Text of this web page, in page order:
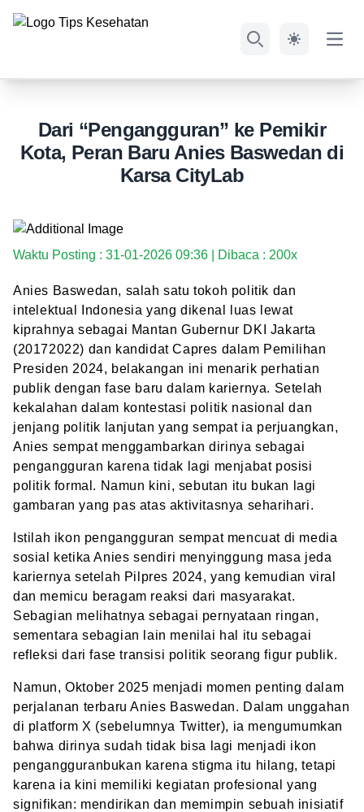
Dari “Pengangguran” ke Pemikir
Kota, Peran Baru Anies Baswedan di
Karsa CityLab
Waktu Posting : 31-01-2026 09:36 | Dibaca : 200x
Anies Baswedan, salah satu tokoh politik dan
intelektual Indonesia yang dikenal luas lewat
kiprahnya sebagai Mantan Gubernur DKI Jakarta
(20172022) dan kandidat Capres dalam Pemilihan
Presiden 2024, belakangan ini menarik perhatian
publik dengan fase baru dalam kariernya. Setelah
kekalahan dalam kontestasi politik nasional dan
jenjang politik lanjutan yang sempat ia perjuangkan,
Anies sempat menggambarkan dirinya sebagai
pengangguran karena tidak lagi menjabat posisi
politik formal. Namun kini, sebutan itu bukan lagi
gambaran yang pas atas aktivitasnya seharihari.
Istilah ikon pengangguran sempat mencuat di media
sosial ketika Anies sendiri menyinggung masa jeda
kariernya setelah Pilpres 2024, yang kemudian viral
dan memicu beragam reaksi dari masyarakat.
Sebagian melihatnya sebagai pernyataan ringan,
sementara sebagian lain menilai hal itu sebagai
refleksi dari fase transisi politik seorang figur publik.
Namun, Oktober 2025 menjadi momen penting dalam
perjalanan terbaru Anies Baswedan. Dalam unggahan
di platform X (sebelumnya Twitter), ia mengumumkan
bahwa dirinya sudah tidak bisa lagi menjadi ikon
pengangguranbukan karena stigma itu hilang, tetapi
karena ia kini memiliki kegiatan profesional yang
signifikan: mendirikan dan memimpin sebuah inisiatif